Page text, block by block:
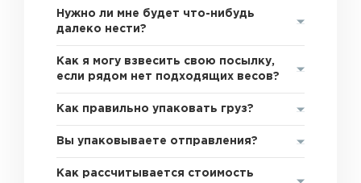
Нужно ли мне будет что-нибудь
далеко нести?
Как я могу взвесить свою посылку,
если рядом нет подходящих весов?
Как правильно упаковать груз?
Вы упаковываете отправления?
Как рассчитывается стоимость